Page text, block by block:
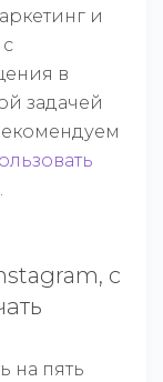
и
в
задачей
.
с
на пять